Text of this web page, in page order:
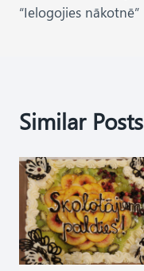
“Ielogojies nākotnē”
Similar Posts